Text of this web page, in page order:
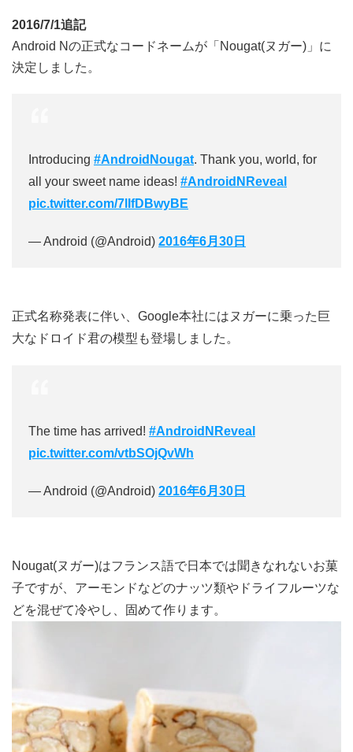
2016/7/1追記
Android Nの正式なコードネームが「Nougat(ヌガー)」に
決定しました。
Introducing #AndroidNougat. Thank you, world, for
all your sweet name ideas! #AndroidNReveal
pic.twitter.com/7lIfDBwyBE
— Android (@Android) 2016年6月30日
正式名称発表に伴い、Google本社にはヌガーに乗った巨
大なドロイド君の模型も登場しました。
The time has arrived! #AndroidNReveal
pic.twitter.com/vtbSOjQvWh
— Android (@Android) 2016年6月30日
Nougat(ヌガー)はフランス語で日本では聞きなれないお菓
子ですが、アーモンドなどのナッツ類やドライフルーツな
どを混ぜて冷やし、固めて作ります。